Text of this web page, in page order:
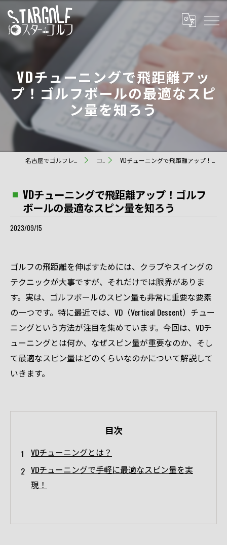
VDチューニングで飛距離アッ
プ！ゴルフボールの最適なスピ
ン量を知ろう
コラム VDチューニングで飛距離アップ！ゴルフボールの最適なスピン量を知ろう
VDチューニングで飛距離アップ！ゴルフ
ボールの最適なスピン量を知ろう
2023/09/15
ゴルフの飛距離を伸ばすためには、クラブやスイングの
テクニックが大事ですが、それだけでは限界がありま
す。実は、ゴルフボールのスピン量も非常に重要な要素
の一つです。特に最近では、VD（Vertical Descent）チュー
ニングという方法が注目を集めています。今回は、VDチ
ューニングとは何か、なぜスピン量が重要なのか、そし
て最適なスピン量はどのくらいなのかについて解説して
いきます。
目次
VDチューニングとは？
VDチューニングで手軽に最適なスピン量を実
現！